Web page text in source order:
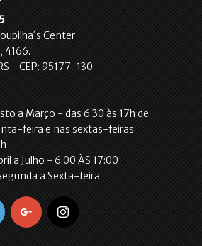
Center
4166.
- CEP: 95177-130
a Março - das 6:30 às 17h de
feira e nas sextas-feiras
a Julho - 6:00 ÀS 17:00
a Sexta-feira